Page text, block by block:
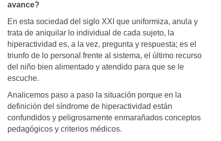
avance?
En esta sociedad del siglo XXI que uniformiza, anula y
trata de aniquilar lo individual de cada sujeto, la
hiperactividad es, a la vez, pregunta y respuesta; es el
triunfo de lo personal frente al sistema, el último recurso
del niño bien alimentado y atendido para que se le
escuche.
Analicemos paso a paso la situación porque en la
definición del síndrome de hiperactividad están
confundidos y peligrosamente enmarañados conceptos
pedagógicos y criterios médicos.